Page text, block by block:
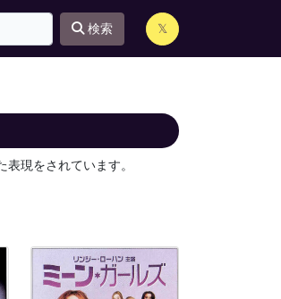
検索 𝕏
現をされています。